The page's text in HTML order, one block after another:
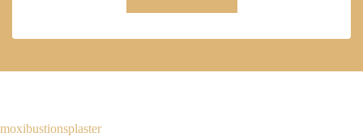
moxibustionsplaster